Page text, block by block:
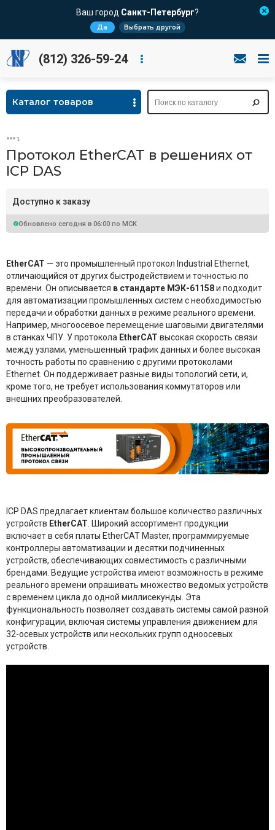
Ваш город Санкт-Петербург?
Да Выбрать другой
(812) 326-59-24
Каталог товаров
Протокол EtherCAT в решениях от
ICP DAS
EtherCAT — это промышленный протокол Industrial Ethernet,
отличающийся от других быстродействием и точностью по
времени. Он описывается в стандарте МЭК-61158и подходит
для автоматизации промышленных систем с необходимостью
передачи и обработки данных в режиме реального времени.
Например, многоосевое перемещение шаговыми двигателями
в станках ЧПУ. У протокола EtherCAT высокая скорость связи
между узлами, уменьшенный трафик данных и более высокая
точность работы по сравнению с другими протоколами
Ethernet. Он поддерживает разные виды топологий сети, и,
кроме того, не требует использования коммутаторов или
внешних преобразователей.
Доступно к заказу
Обновлено сегодня в 06:00 по МСК
ICP DAS предлагает клиентам большое количество различных
устройств EtherСAT . Широкий ассортимент продукции
включает в себя платы EtherCAT Master, программируемые
контроллеры автоматизации и десятки подчиненных
устройств, обеспечивающих совместимость с различными
брендами. Ведущие устройства имеют возможность в режиме
реального времени опрашивать множество ведомых устройств
с временем цикла до одной миллисекунды. Эта
функциональность позволяет создавать системы самой разной
конфигурации, включая системы управления движением для
32-осевых устройств или нескольких групп одноосевых
устройств.